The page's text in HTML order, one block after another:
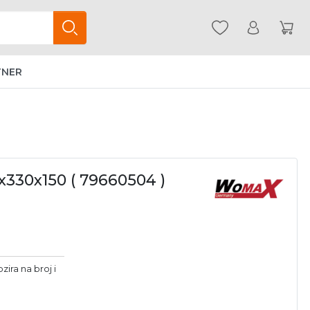
( 79660504 )
na broj i